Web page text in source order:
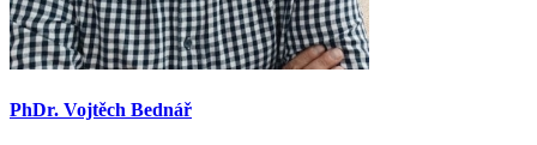
PhDr. Vojtěch Bednář